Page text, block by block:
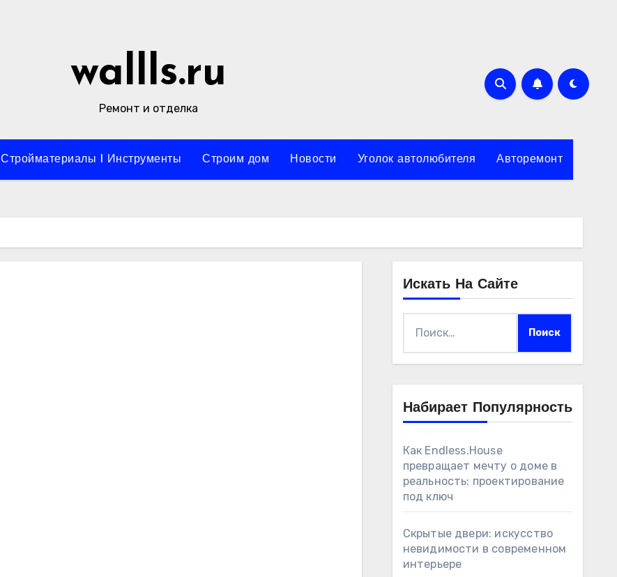
wallls.ru
Ремонт и отделка
Стройматериалы l Инструменты Строим дом Новости Уголок автолюбителя Авторемонт
Искать На Сайте
Набирает Популярность
Как Endless.House
превращает мечту о доме в
реальность: проектирование
под ключ
Скрытые двери: искусство
невидимости в современном
интерьере